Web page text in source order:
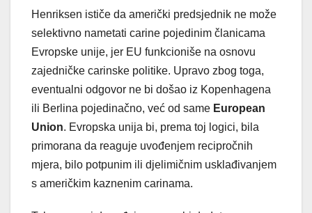
Henriksen ističe da američki predsjednik ne može
selektivno nametati carine pojedinim članicama
Evropske unije, jer EU funkcioniše na osnovu
zajedničke carinske politike. Upravo zbog toga,
eventualni odgovor ne bi došao iz Kopenhagena
ili Berlina pojedinačno, već od same European
Union. Evropska unija bi, prema toj logici, bila
primorana da reaguje uvođenjem recipročnih
mjera, bilo potpunim ili djelimičnim usklađivanjem
s američkim kaznenim carinama.